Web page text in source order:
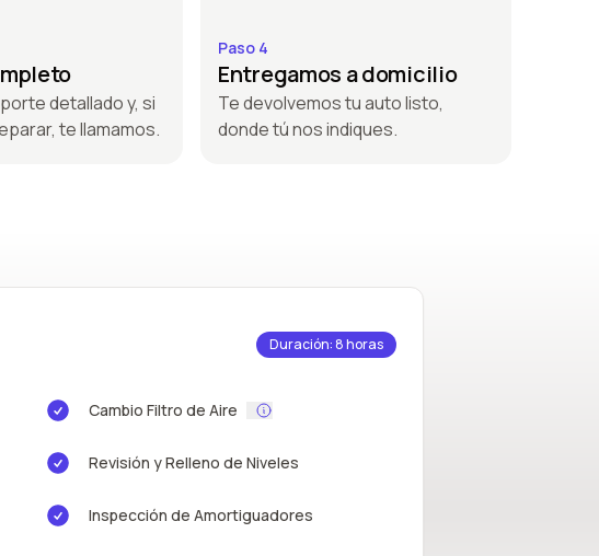
detallado y, si
te llamamos.
Paso 4
Entregamos a domicilio
Te devolvemos tu auto listo,
donde tú nos indiques.
Duración: 8 horas
Cambio Filtro de Aire
Revisión y Relleno de Niveles
Inspección de Amortiguadores